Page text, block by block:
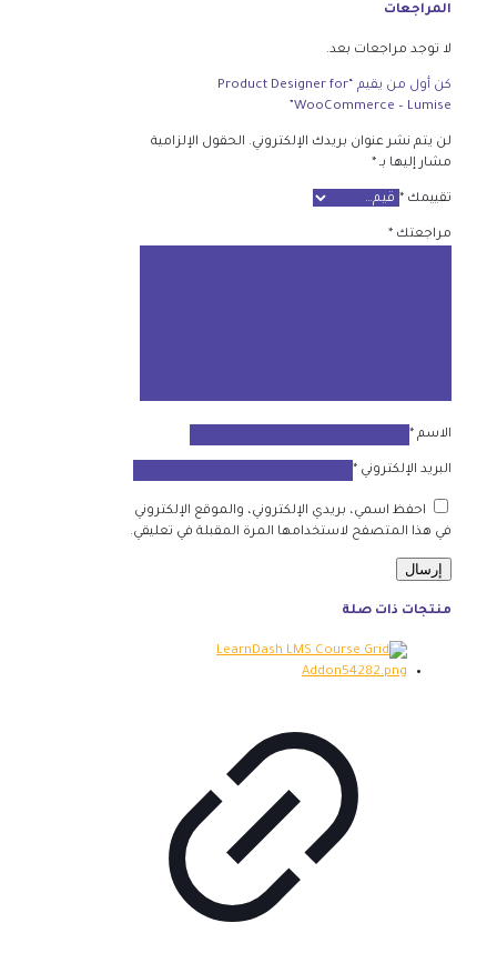
المراجعات
لا توجد مراجعات بعد.
كن أول من يقيم “Product Designer for
WooCommerce – Lumise”
لن يتم نشر عنوان بريدك الإلكتروني.
الحقول الإلزامية
مشار إليها بـ *
تقييمك *
مراجعتك *
الاسم *
البريد الإلكتروني *
احفظ اسمي، بريدي الإلكتروني، والموقع الإلكتروني
في هذا المتصفح لاستخدامها المرة المقبلة في تعليقي.
منتجات ذات صلة